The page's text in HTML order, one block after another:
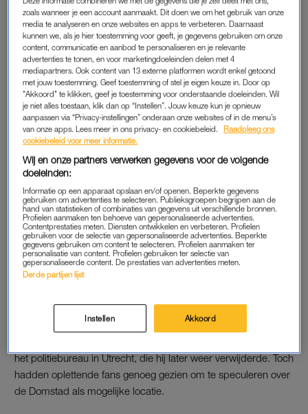
van het nieuwe seizoen poseert de presentator voor een
politieauto met de iconische Domtoren op de achtergrond. Bij
de foto schrijft hij enthousiast: ‘Bureau Utrecht! Volgend
seizoen zal ik meelopen met de agenten van de politie in
Utrecht.’
De opnames starten in het voorjaar van 2025, en volgens
Genemans wordt binnenkort bekend wanneer het nieuwe
seizoen te zien zal zijn.
REACTIES
De aankondiging zorgt voor een storm aan reacties. Fans van
het programma kunnen hun enthousiasme nauwelijks
bedwingen. ‘Mooiste stad van het land’, schrijft een volger,
terwijl een ander toevoegt: ‘Zo leuk!’ Ook Jan-Willem, een
bekende politievlogger uit
De locatiekeuze kwam niet helemaal uit de lucht vallen. Vorige
het politiebureau in Utrecht, die hij later weer verwijderde. Toch
hadden oplettende fans genoeg gezien om te speculeren over
de Domstad als mogelijke locatie.
zoals wanneer je een account aanmaakt. Dit doen we om het gebruik van onze
media te analyseren en onze websites en apps te verbeteren. Daarnaast
kunnen we, als je hier toestemming voor geeft, je gegevens gebruiken om onze
content, communicatie en aanbod te personaliseren en je relevante
advertenties te tonen, en voor marketingdoeleinden delen met 4
mediapartners. Ook content van 13 externe platformen wordt enkel getoond
met jouw toestemming. Geef toestemming of stel je eigen keuze in. Door op
"Akkoord" te klikken, geef je toestemming voor onderstaande doeleinden. Wil
je niet alles toestaan, klik dan op “Instellen”. Jouw keuze kun je opnieuw
aanpassen via “Privacy-instellingen” onderaan onze websites of in de menu’s
van onze apps. Lees meer in ons privacy- en cookiebeleid.
Raadpleeg ons
cookiebeleid voor meer informatie.
Wij en onze partners verwerken gegevens voor de volgende
doeleinden:
Informatie op een apparaat opslaan en/of openen. Beperkte gegevens
gebruiken om advertenties te selecteren. Publieksgroepen begrijpen aan de
hand van statistieken of combinaties van gegevens uit verschillende bronnen.
Profielen aanmaken ten behoeve van gepersonaliseerde advertenties.
Contentprestaties meten. Diensten ontwikkelen en verbeteren. Profielen
gebruiken voor de selectie van gepersonaliseerde advertenties. Beperkte
gegevens gebruiken om content te selecteren. Profielen aanmaken ter
personalisatie van content. Profielen gebruiken ter selectie van
gepersonaliseerde content. De prestaties van advertenties meten.
Derde partijen lijst
Instellen Akkoord